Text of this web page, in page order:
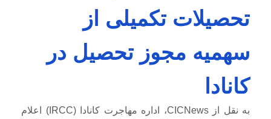
تحصیلات تکمیلی از
سهمیه مجوز تحصیل در
کانادا
به نقل از CICNews، اداره مهاجرت کانادا (IRCC) اعلام